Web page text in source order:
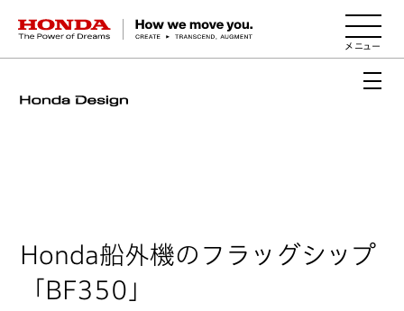
HONDA The Power of Dreams
Honda船外機のフラッグシップ
「BF350」